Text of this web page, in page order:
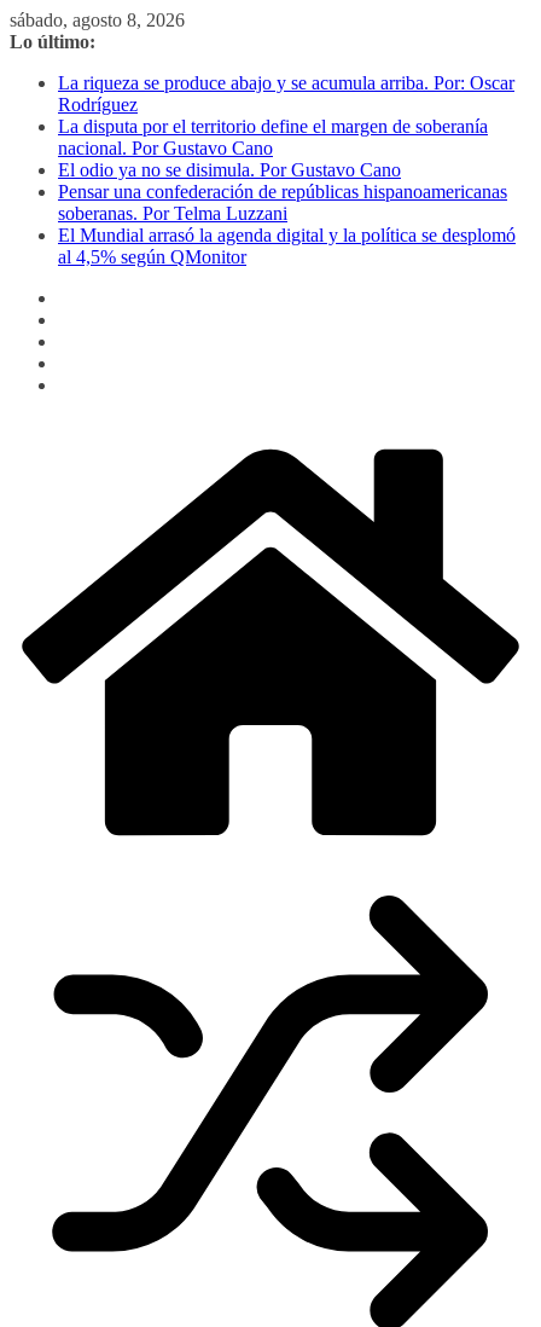
Saltar
al
sábado, agosto 8, 2026
Lo último:
La riqueza se produce abajo y se acumula arriba. Por: Oscar
Rodríguez
La disputa por el territorio define el margen de soberanía
nacional. Por Gustavo Cano
El odio ya no se disimula. Por Gustavo Cano
Pensar una confederación de repúblicas hispanoamericanas
soberanas. Por Telma Luzzani
El Mundial arrasó la agenda digital y la política se desplomó
al 4,5% según QMonitor